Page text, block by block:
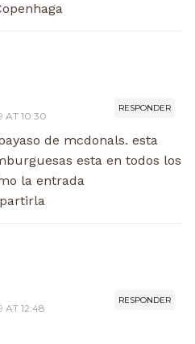
RESPONDER
AT 10:30
de mcdonals. esta
esta en todos los
la entrada
RESPONDER
AT 12:48